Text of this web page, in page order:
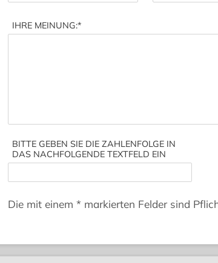
IHRE MEINUNG:*
BITTE GEBEN SIE DIE ZAHLENFOLGE IN
DAS NACHFOLGENDE TEXTFELD EIN
Die mit einem * markierten Felder sind